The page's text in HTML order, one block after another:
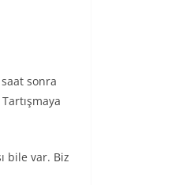
sonra
bile var. Biz